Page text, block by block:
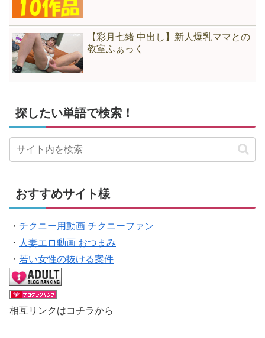
【彩月七緒 中出し】新人爆乳ママとの
教室ふぁっく
探したい単語で検索！
おすすめサイト様
・ チクニー用動画 チクニーファン
・ 人妻エロ動画 おつまみ
・ 若い女性の抜ける案件
相互リンクはコチラから